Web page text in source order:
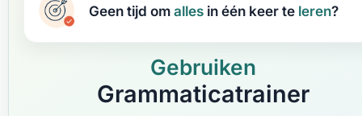
Geen tijd omalles in één keer te leren?
Gebruiken
Grammaticatrainer